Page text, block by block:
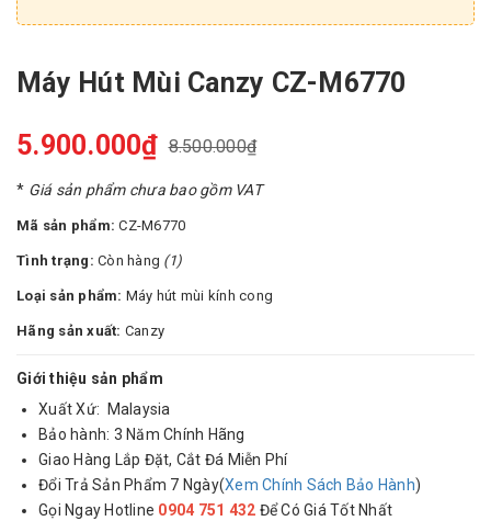
Máy Hút Mùi Canzy CZ-M6770
5.900.000₫ 8.500.000₫
* Giá sản phẩm chưa bao gồm VAT
Mã sản phẩm:CZ-M6770
Tình trạng: Còn hàng (1)
Loại sản phẩm: Máy hút mùi kính cong
Hãng sản xuất: Canzy
Giới thiệu sản phẩm
Xuất Xứ: Malaysia
Bảo hành: 3 Năm Chính Hãng
Giao Hàng Lắp Đặt, Cắt Đá Miễn Phí
Đổi Trả Sản Phẩm 7 Ngày(Xem Chính Sách Bảo Hành)
Gọi Ngay Hotline 0904 751 432 Để Có Giá Tốt Nhất